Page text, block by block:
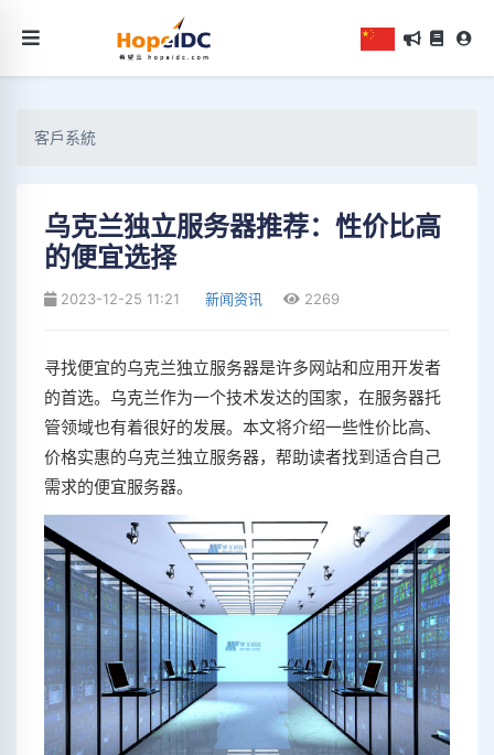
客戶系統
乌克兰独立服务器推荐：性价比高
的便宜选择
2023-12-25 11:21 新闻资讯 2269
寻找便宜的乌克兰独立服务器是许多网站和应用开发者
的首选。乌克兰作为一个技术发达的国家，在服务器托
管领域也有着很好的发展。本文将介绍一些性价比高、
价格实惠的乌克兰独立服务器，帮助读者找到适合自己
需求的便宜服务器。